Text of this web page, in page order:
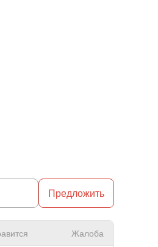
Предложить
Жалоба